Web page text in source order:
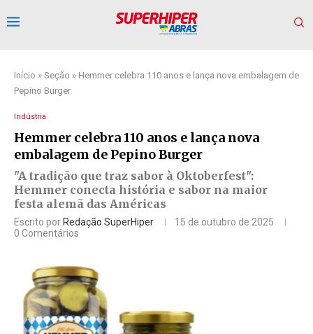
Início » Seção » Hemmer celebra 110 anos e lança nova embalagem de
Pepino Burger
Indústria
Hemmer celebra 110 anos e lança nova
embalagem de Pepino Burger
"A tradição que traz sabor à Oktoberfest":
Hemmer conecta história e sabor na maior
festa alemã das Américas
Escrito porRedação SuperHiper
15 de outubro de 2025
0 Comentários